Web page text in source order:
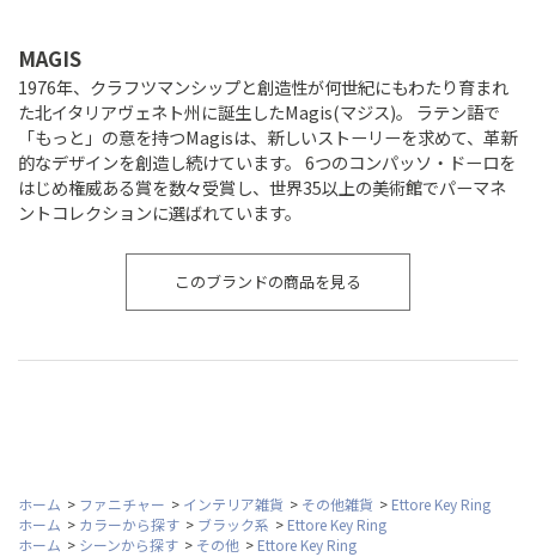
MAGIS
1976年、クラフツマンシップと創造性が何世紀にもわたり育まれ
た北イタリアヴェネト州に誕生したMagis(マジス)。 ラテン語で
「もっと」の意を持つMagisは、新しいストーリーを求めて、革新
的なデザインを創造し続けています。 6つのコンパッソ・ドーロを
はじめ権威ある賞を数々受賞し、世界35以上の美術館でパーマネ
ントコレクションに選ばれています。
このブランドの商品を見る
ホーム > ファニチャー > インテリア雑貨 > その他雑貨 > Ettore Key Ring
ホーム > カラーから探す > ブラック系 > Ettore Key Ring
ホーム > シーンから探す > その他 > Ettore Key Ring